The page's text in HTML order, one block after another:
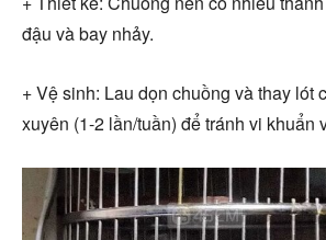
đậu và bay nhảy.
+ Vệ sinh: Lau dọn chuồng và thay lót
xuyên (1-2 lần/tuần) để tránh vi khuẩn